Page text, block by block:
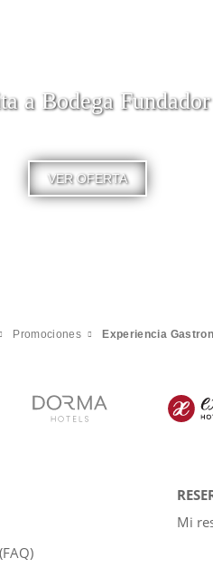
a Bodega Fundador
VER OFERTA
Promociones Experiencia
Mi